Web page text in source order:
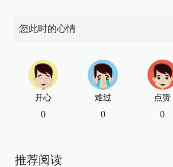
您此时的心情
开心
0
难过
0
点赞
0
推荐阅读